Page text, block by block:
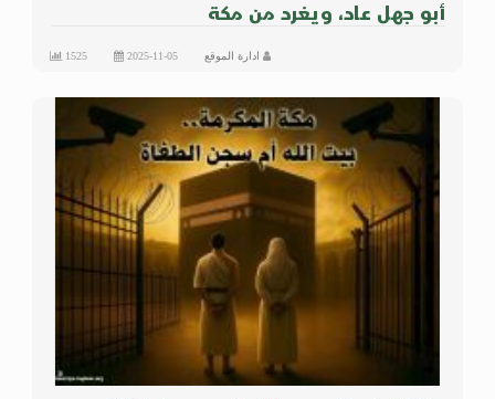
أبو جهل عاد، ويغرد من مكة
ادارة الموقع 2025-11-05
1525